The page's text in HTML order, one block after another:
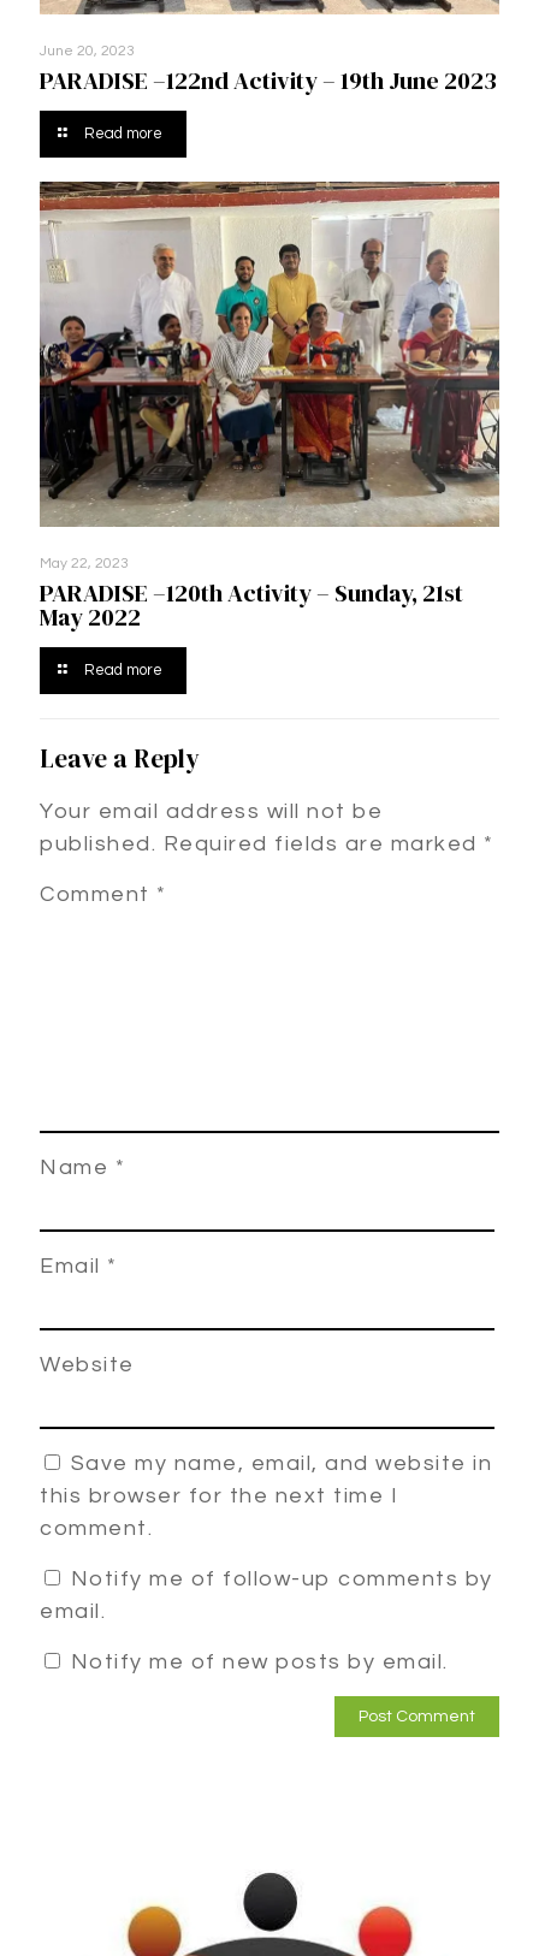
June 20, 2023
PARADISE –122nd Activity – 19th June 2023
Read more
May 22, 2023
PARADISE –120th Activity – Sunday, 21st
May 2022
Read more
Leave a Reply
Your email address will not be
published. Required fields are marked *
Comment *
Name *
Email *
Website
Save my name, email, and website in
this browser for the next time I
comment.
Notify me of follow-up comments by
email.
Notify me of new posts by email.